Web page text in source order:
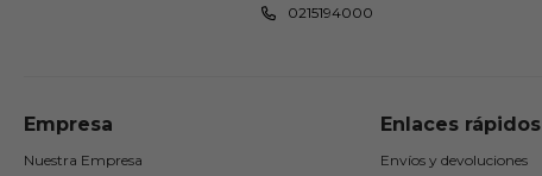
0215194000
Empresa
Nuestra Empresa
Enlaces rápidos
Envíos y devoluciones